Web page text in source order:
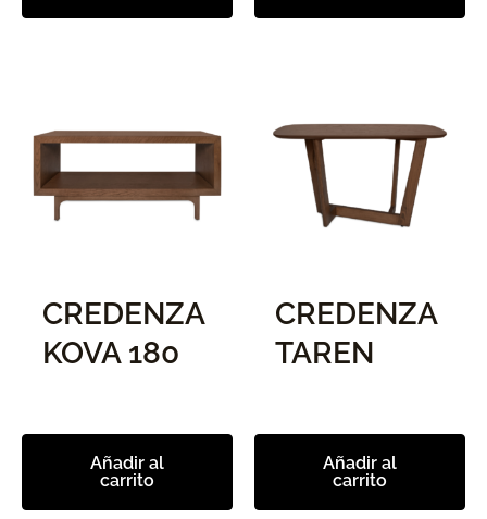
CREDENZA
KOVA 180
Añadir al
carrito
CREDENZA
TAREN
Añadir al
carrito